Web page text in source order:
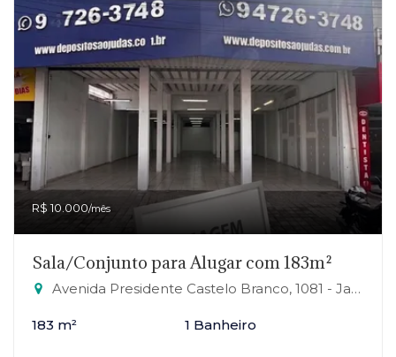
R$ 10.000/mês
Sala/Conjunto para Alugar com 183m²
Avenida Presidente Castelo Branco, 1081 - Jardim Zaira, Mauá-SP
183 m² 1 Banheiro